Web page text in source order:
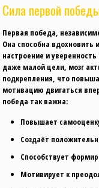
Сила первой
Первая победа,
Она способна вдохновить
настроение и
даже малой цели, мозг
подкрепления, что
мотивацию двигаться
победа так важна:
Повышает
Создаёт
Способствует
Мотивирует к